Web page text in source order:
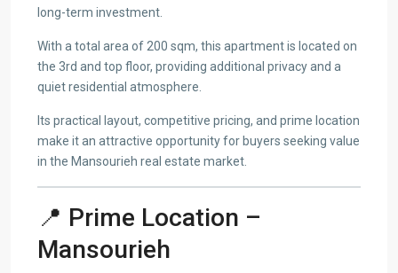
long-term investment.
With a total area of 200 sqm, this apartment is located on
the 3rd and top floor, providing additional privacy and a
quiet residential atmosphere.
Its practical layout, competitive pricing, and prime location
make it an attractive opportunity for buyers seeking value
in the Mansourieh real estate market.
📍 Prime Location –
Mansourieh